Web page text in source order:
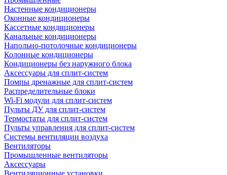
Настенные кондиционеры
Оконные кондиционеры
Кассетные кондиционеры
Канальные кондиционеры
Напольно-потолочные кондиционеры
Колонные кондиционеры
Кондиционеры без наружного блока
Аксессуары для сплит-систем
Помпы дренажные для сплит-систем
Распределительные блоки
Wi-Fi модули для сплит-систем
Пульты ДУ для сплит-систем
Термостаты для сплит-систем
Пульты управления для сплит-систем
Системы вентиляции воздуха
Вентиляторы
Промышленные вентиляторы
Аксессуары
Вентиляционные установки